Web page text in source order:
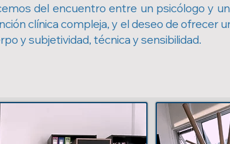
del encuentro entre un psicólogo y
clínica compleja, y el deseo de ofrecer
y subjetividad, técnica y sensibilidad.